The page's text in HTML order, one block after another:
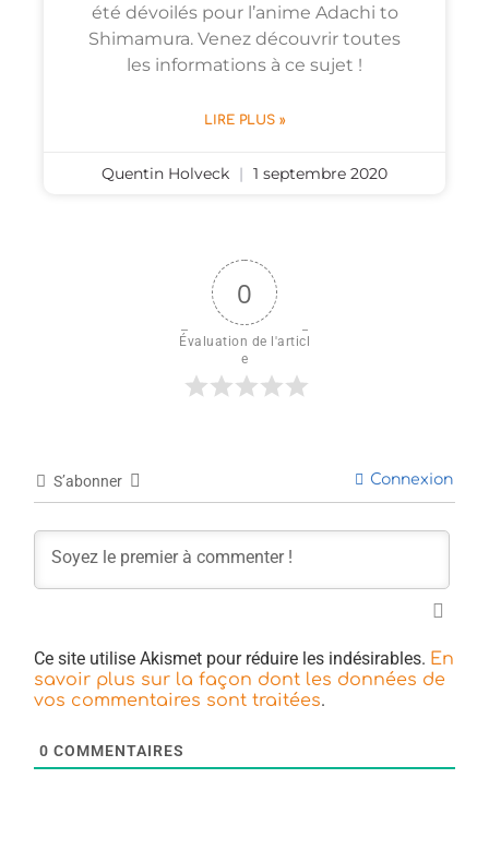
été dévoilés pour l’anime Adachi to
Shimamura. Venez découvrir toutes
les informations à ce sujet !
LIRE PLUS »
Quentin Holveck 1 septembre 2020
0
Évaluation de l'articl
e
S’abonner Connexion
Ce site utilise Akismet pour réduire les indésirables. En
savoir plus sur la façon dont les données de
vos commentaires sont traitées.
0 COMMENTAIRES